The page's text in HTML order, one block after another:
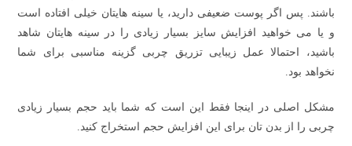
باشند. پس اگر پوست ضعیفی دارید، یا سینه هایتان خیلی افتاده است
و یا می خواهید افزایش سایز بسیار زیادی را در سینه هایتان شاهد
باشید، احتمالا عمل زیبایی تزریق چربی گزینه مناسبی برای شما
نخواهد بود.
مشکل اصلی در اینجا فقط این است که شما باید حجم بسیار زیادی
چربی را از بدن تان برای این افزایش حجم استخراج کنید.